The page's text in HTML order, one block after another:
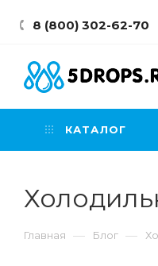
8 (800) 302-62-70
КАТАЛОГ
Главная — Блог —